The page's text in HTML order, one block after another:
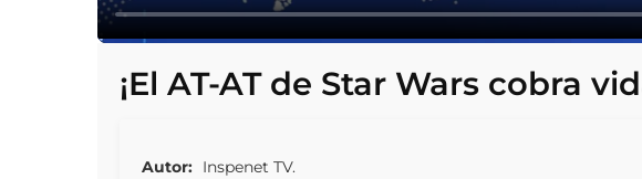
¡El AT-AT de Star Wars cobra
Autor: Inspenet TV.